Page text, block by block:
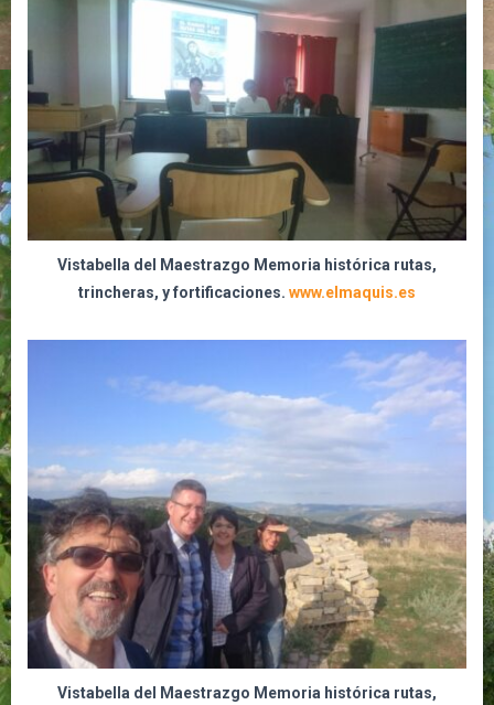
Vistabella del Maestrazgo Memoria histórica rutas,
trincheras, y fortificaciones. www.elmaquis.es
Vistabella del Maestrazgo Memoria histórica rutas,